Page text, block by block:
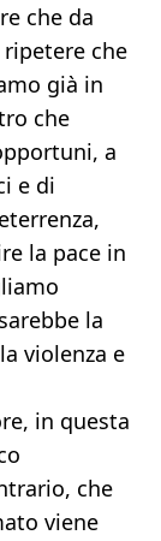
che da
che
già in
che
a
e di
la pace in
la
violenza e
in questa
che
viene